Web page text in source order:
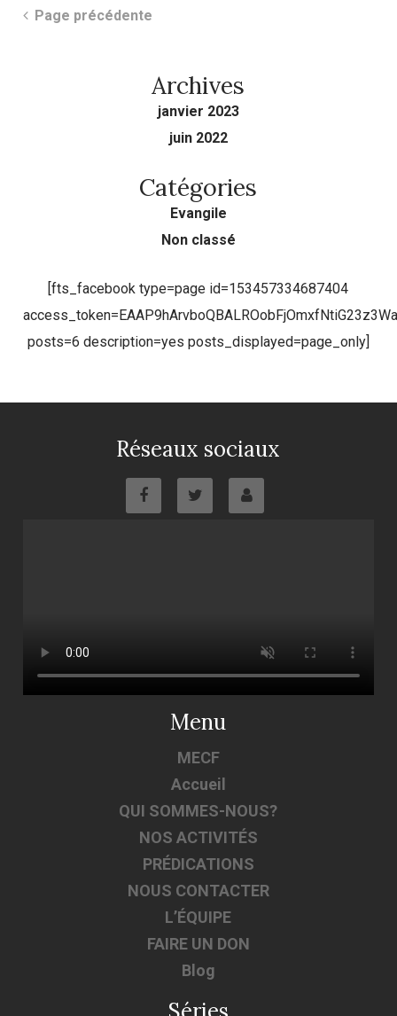
Page précédente
Archives
janvier 2023
juin 2022
Catégories
Evangile
Non classé
[fts_facebook type=page id=153457334687404
posts=6 description=yes posts_displayed=page_only]
Réseaux sociaux
Menu
MECF
Accueil
QUI SOMMES-NOUS?
NOS ACTIVITÉS
PRÉDICATIONS
NOUS CONTACTER
L’ÉQUIPE
FAIRE UN DON
Blog